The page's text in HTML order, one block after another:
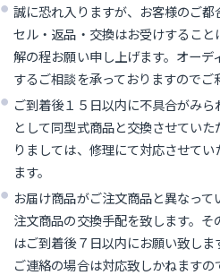
誠に恐れ入りますが、お客様のご
セル・返品・交換はお受けするこ
解の程お願い申し上げます。オーデ
するご相談を承っておりますのでご
ご到着後１５日以内に不具合がみ
として同型式商品と交換させていた
りましては、修理にて対応させて
ます。
お届け商品がご注文商品と異なっ
注文商品の交換手配を致します。
はご到着後７日以内にお願い致し
ご連絡の場合は対応致しかねます